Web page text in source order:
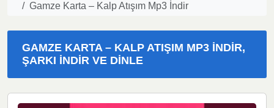
Gamze Karta – Kalp Atışım Mp3 İndir
GAMZE KARTA – KALP ATIŞIM MP3 İNDIR,
ŞARKI İNDIR VE DINLE